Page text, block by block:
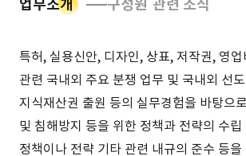
업무소개 구성원 관련 소식
특허, 실용신안, 디자인, 상표, 저작권, 영
관련 국내외 주요 분쟁 업무 및 국내외 선
지식재산권 출원 등의 실무경험을 바탕으
및 침해방지 등을 위한 정책과 전략의 수립
정책이나 전략 기타 관련 내규의 준수 등